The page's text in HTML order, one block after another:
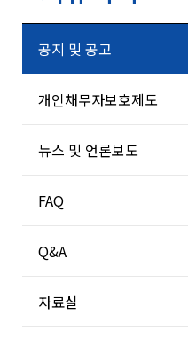
공지 및 공고
개인채무자보호제도
뉴스 및 언론보도
FAQ
Q&A
자료실